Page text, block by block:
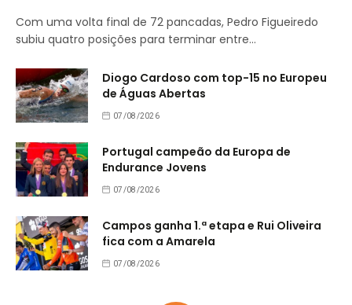
Com uma volta final de 72 pancadas, Pedro Figueiredo
subiu quatro posições para terminar entre…
Diogo Cardoso com top-15 no Europeu
de Águas Abertas
07/08/2026
Portugal campeão da Europa de
Endurance Jovens
07/08/2026
Campos ganha 1.ª etapa e Rui Oliveira
fica com a Amarela
07/08/2026